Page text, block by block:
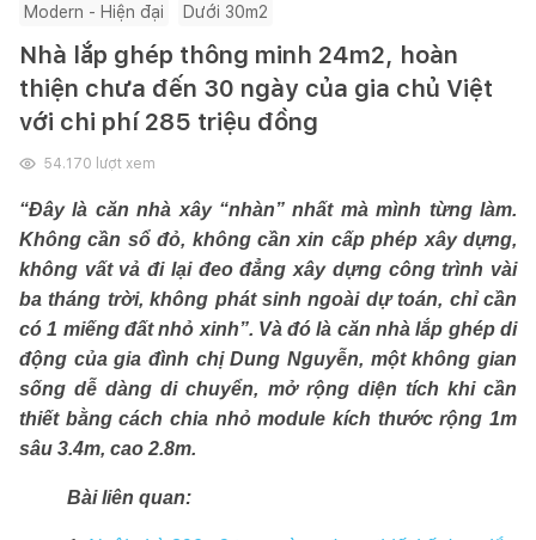
Modern - Hiện đại Dưới 30m2
Nhà lắp ghép thông minh 24m2, hoàn
thiện chưa đến 30 ngày của gia chủ Việt
với chi phí 285 triệu đồng
54.170 lượt xem
“Đây là căn nhà xây “nhàn” nhất mà mình từng làm.
Không cần sổ đỏ, không cần xin cấp phép xây dựng,
không vất vả đi lại đeo đẳng xây dựng công trình vài
ba tháng trời, không phát sinh ngoài dự toán, chỉ cần
có 1 miếng đất nhỏ xinh”. Và đó là căn nhà lắp ghép di
động của gia đình chị Dung Nguyễn, một không gian
sống dễ dàng di chuyển, mở rộng diện tích khi cần
thiết bằng cách chia nhỏ module kích thước rộng 1m
sâu 3.4m, cao 2.8m.
Bài liên quan: